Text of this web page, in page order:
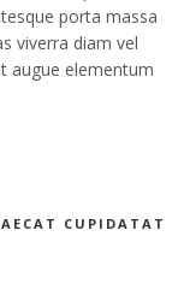
porta massa
viverra diam vel
augue elementum
CUPIDATAT